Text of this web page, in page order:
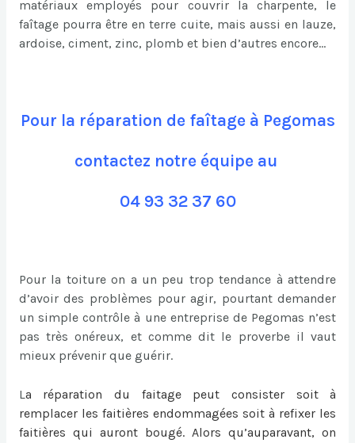
matériaux employés pour couvrir la charpente, le
faîtage pourra être en terre cuite, mais aussi en lauze,
ardoise, ciment, zinc, plomb et bien d’autres encore…
Pour la réparation de faîtage à Pegomas
contactez notre équipe au
04 93 32 37 60
Pour la toiture on a un peu trop tendance à attendre
d’avoir des problèmes pour agir, pourtant demander
un simple contrôle à une entreprise de Pegomas n’est
pas très onéreux, et comme dit le proverbe il vaut
mieux prévenir que guérir.
La réparation du faitage peut consister soit à
remplacer les faitières endommagées soit à refixer les
faitières qui auront bougé. Alors qu’auparavant, on